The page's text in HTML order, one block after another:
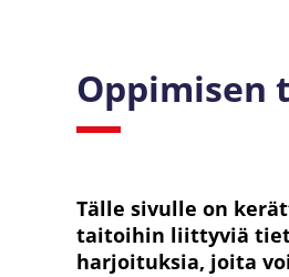
Oppimisen
Tälle sivulle on
taitoihin liittyviä
harjoituksia, joita